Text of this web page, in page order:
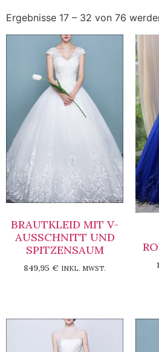
Ergebnisse 17 – 32 von 76
BRAUTKLEID MIT V-
AUSSCHNITT UND
SPITZENSAUM
849,95 € INKL. MWST.